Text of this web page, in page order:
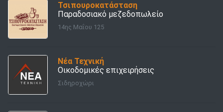
Τσιπουροκατάσταση
Παραδοσιακό μεζεδοπωλείο
14ης Μαΐου 125
Νέα Τεχνική
Οικοδομικές επιχειρήσεις
Σιδηροχώρι